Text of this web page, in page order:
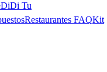
DiDi Tu
Restaurantes FAQKit